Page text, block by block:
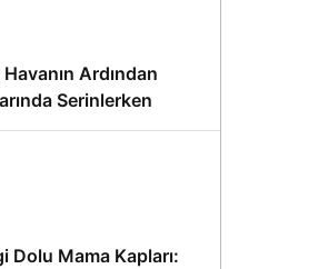
Havanın Ardından
Serinlerken
Dolu Mama Kapları: